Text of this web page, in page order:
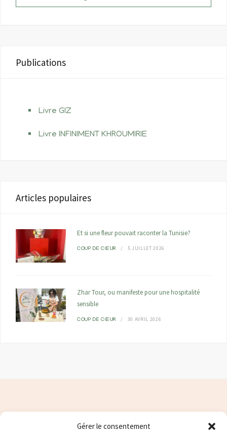
Gérer le consentement
Publications
Livre GIZ
Livre INFINIMENT KHROUMIRIE
Articles populaires
Et si une fleur pouvait raconter la Tunisie?
COUP DE CŒUR 5 JUILLET 2026
Zhar Tour, ou manifeste pour une hospitalité
sensible
COUP DE CŒUR 30 AVRIL 2026